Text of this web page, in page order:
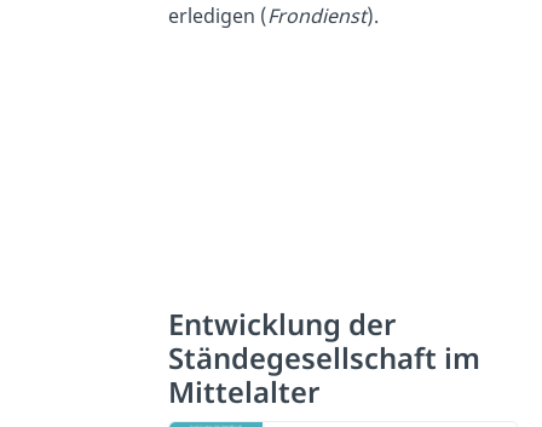
erledigen (Frondienst).
Entwicklung der
Ständegesellschaft im
Mittelalter